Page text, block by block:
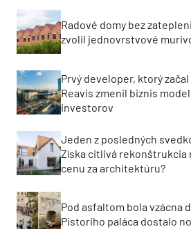
Radové domy bez
zvolil jednovrstvové
Prvý developer, ktorý
Reavis zmenil biznis
investorov
Jeden z posledných
Získa citlivá rekonštrukcia
cenu za architektúru?
Pod asfaltom bola vzácna
Pistoriho paláca dostalo